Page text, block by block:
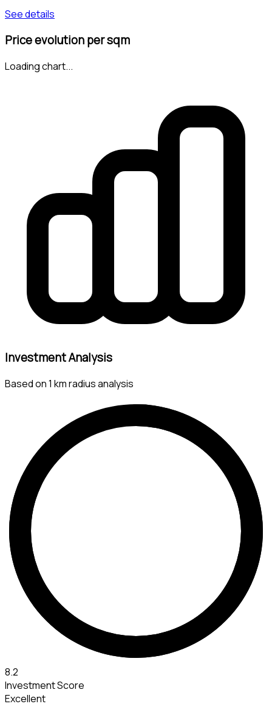
See details
Price evolution per sqm
Loading chart...
Investment Analysis
Based on 1 km radius analysis
8.2
Investment Score
Excellent